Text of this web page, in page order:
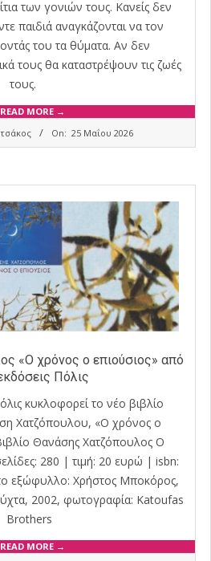
των γονιών τους. Κανείς δεν
παιδιά αναγκάζονται να τον
του τα θύματα. Αν δεν
τους θα καταστρέψουν τις ζωές
τους.
READ MORE →
On: 25 Μαΐου 2026
«Ο χρόνος ο επιούσιος» από
Πόλις
κυκλοφορεί το νέο βιβλίο
Χατζόπουλου, «Ο χρόνος ο
Θανάσης Χατζόπουλος Ο
280 | τιμή: 20 ευρώ | isbn:
εξώφυλλο: Χρήστος Μποκόρος,
2002, φωτογραφία: Katoufas
Brothers
READ MORE →